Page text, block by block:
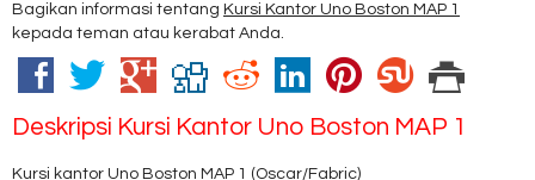
Bagikan informasi tentang Kursi Kantor Uno Boston MAP 1
kepada teman atau kerabat Anda.
Deskripsi Kursi Kantor Uno Boston MAP 1
Kursi kantor Uno Boston MAP 1 (Oscar/Fabric)